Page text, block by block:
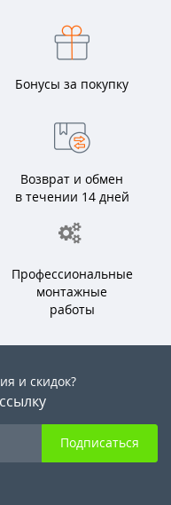
Бонусы за покупку
Возврат и обмен
в течении 14 дней
Профессиональные
монтажные
работы
и скидок?
Подписаться